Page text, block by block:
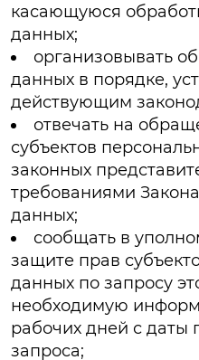
касающуюся
данных;
организовывать
данных в порядке,
действующим
отвечать на
субъектов
законных
требованиями
данных;
сообщать в
защите прав
данных по запросу
необходимую
рабочих дней с даты
запроса;